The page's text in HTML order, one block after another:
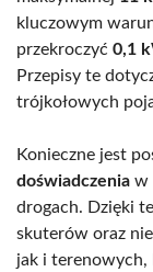
kluczowym
przekroczyć 0,1
Przepisy te
trójkołowych
Konieczne jest
doświadczenia w
drogach. Dzięki
skuterów oraz
jak i terenowych,